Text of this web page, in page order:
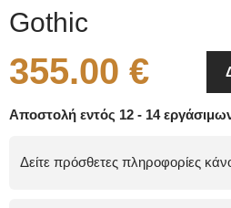
Gothic
355.00 €
Αποστολή εντός 12 - 14
Δείτε πρόσθετες πληροφορίες